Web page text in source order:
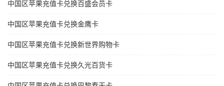
中国区苹果充值卡兑换百盛会员卡
中国区苹果充值卡兑换金鹰卡
中国区苹果充值卡兑换新世界购物卡
中国区苹果充值卡兑换久光百货卡